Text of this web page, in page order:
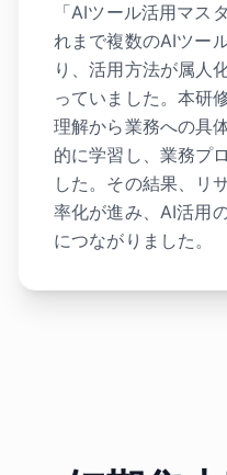
「AIツール活用マス
れまで複数のAIツー
り、活用方法が属人
っていました。本研
理解から業務への具
的に学習し、業務プ
した。その結果、リ
率化が進み、AI活用
につながりました。